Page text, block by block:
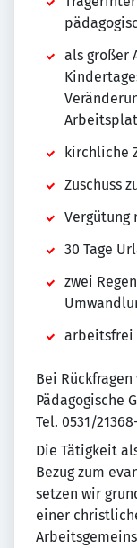
als großer
kirchliche
Zuschuss
Vergütung
30 Tage
zwei
arbeitsfrei
Bei
Pädagogische
Tel. 0531/
Die Tätigkeit
Bezug zum
setzen wir
einer